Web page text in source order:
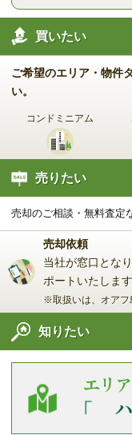
買いたい
ご希望のエリア・物件
い。
コンドミニアム
売りたい
売却のご相談・無料査定
売却依頼
当社が窓口とな
ポートいたします
※取扱いは、オアフ
知りたい
海外事業
売りた
査定をし
相場を教
買取での
エリアの